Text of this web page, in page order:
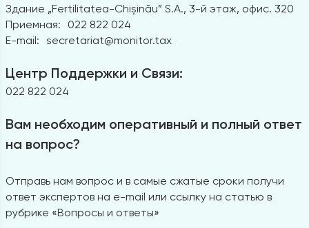
Здание „Fertilitatea-Chișinău” S.A., 3-й этаж, офис. 320
Приемная:
022 822 024
E-mail: secretariat@monitor.tax
Центр Поддержки и Связи:
022 822 024
Вам необходим оперативный и полный ответ
на вопрос?
Отправь нам вопрос и в самые сжатые сроки получи
ответ экспертов на e-mail или ссылку на статью в
рубрике «Вопросы и ответы»